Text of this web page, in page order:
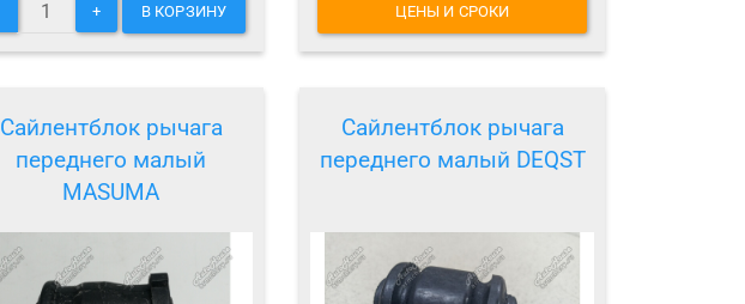
+ В КОРЗИНУ ЦЕНЫ И СРОКИ
Сайлентблок рычага
переднего малый
MASUMA
Сайлентблок рычага
переднего малый DEQST